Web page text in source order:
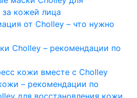
за кожей лица
от Cholley – что нужно
Cholley – рекомендации по
кожи вместе с Cholley
– рекомендации по
для восстановления кожи